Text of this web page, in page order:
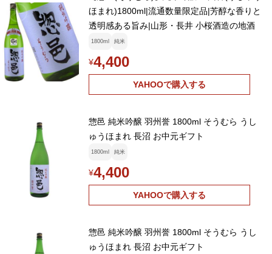
ほまれ)1800ml|流通数量限定品|芳醇な香りと
透明感ある旨み|山形・長井 小桜酒造の地酒
1800ml 純米
¥4,400
YAHOOで購入する
惣邑 純米吟醸 羽州誉 1800ml そうむら うし
ゅうほまれ 長沼 お中元ギフト
1800ml 純米
¥4,400
YAHOOで購入する
惣邑 純米吟醸 羽州誉 1800ml そうむら うし
ゅうほまれ 長沼 お中元ギフト